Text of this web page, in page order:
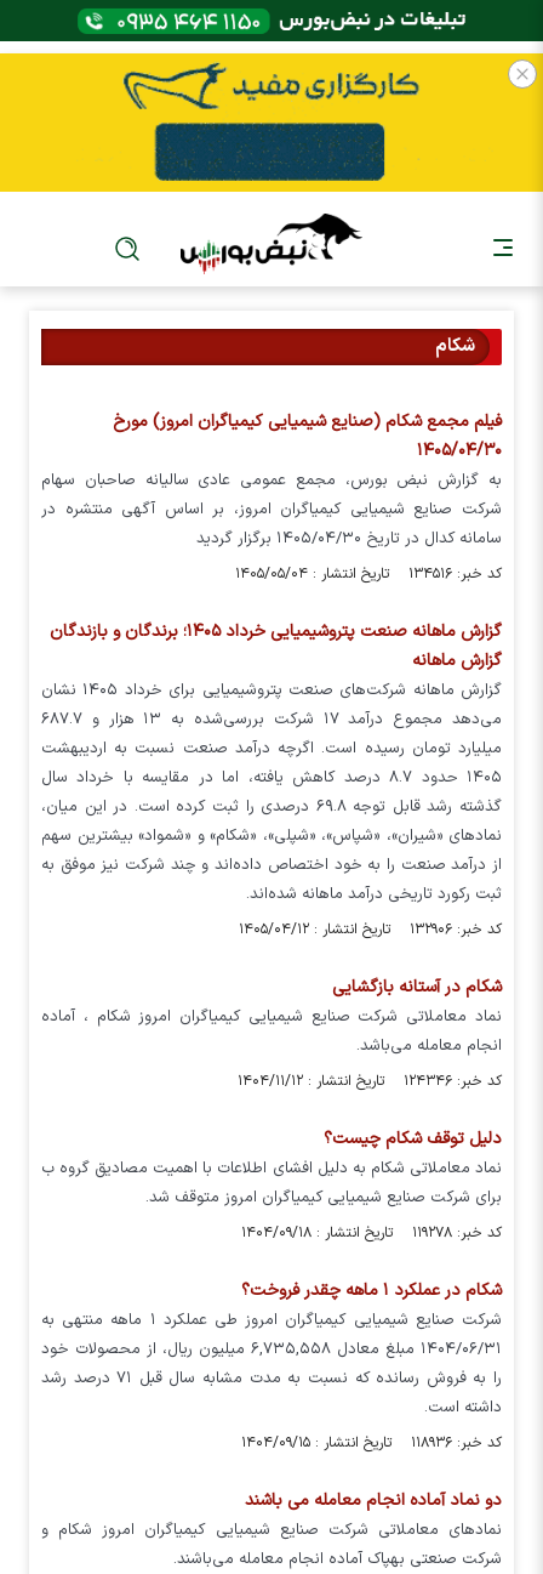
شکام
فیلم مجمع شکام (صنایع شیمیایی کیمیاگران امروز) مورخ
۱۴۰۵/۰۴/۳۰
به گزارش نبض بورس، مجمع عمومی عادی سالیانه صاحبان سهام
شرکت صنایع شیمیایی کیمیاگران امروز، بر اساس آگهی منتشره در
سامانه کدال در تاریخ ۱۴۰۵/۰۴/۳۰ برگزار گردید
کد خبر: ۱۳۴۵۱۶ تاریخ انتشار : ۱۴۰۵/۰۵/۰۴
گزارش ماهانه صنعت پتروشیمیایی خرداد ۱۴۰۵؛ برندگان و بازندگان
گزارش ماهانه
گزارش ماهانه شرکت‌های صنعت پتروشیمیایی برای خرداد ۱۴۰۵ نشان
می‌دهد مجموع درآمد ۱۷ شرکت بررسی‌شده به ۱۳ هزار و ۶۸۷.۷
میلیارد تومان رسیده است. اگرچه درآمد صنعت نسبت به اردیبهشت
۱۴۰۵ حدود ۸.۷ درصد کاهش یافته، اما در مقایسه با خرداد سال
گذشته رشد قابل توجه ۶۹.۸ درصدی را ثبت کرده است. در این میان،
نمادهای «شیران»، «شپاس»، «شپلی»، «شکام» و «شمواد» بیشترین سهم
از درآمد صنعت را به خود اختصاص داده‌اند و چند شرکت نیز موفق به
ثبت رکورد تاریخی درآمد ماهانه شده‌اند.
کد خبر: ۱۳۲۹۰۶ تاریخ انتشار : ۱۴۰۵/۰۴/۱۲
شکام در آستانه بازگشایی
نماد معاملاتی شرکت صنایع شیمیایی کیمیاگران امروز شکام ، آماده
انجام معامله می‌باشد.
کد خبر: ۱۲۴۳۴۶ تاریخ انتشار : ۱۴۰۴/۱۱/۱۲
دلیل توقف شکام چیست؟
نماد معاملاتی شکام به دلیل افشای اطلاعات با اهمیت مصادیق گروه ب
برای شرکت صنایع شیمیایی کیمیاگران امروز متوقف شد.
کد خبر: ۱۱۹۲۷۸ تاریخ انتشار : ۱۴۰۴/۰۹/۱۸
شکام در عملکرد ۱ ماهه چقدر فروخت؟
شرکت صنایع شیمیایی کیمیاگران امروز طی عملکرد ۱ ماهه منتهی به
۱۴۰۴/۰۶/۳۱ مبلغ معادل ۶,۷۳۵,۵۵۸ میلیون ریال، از محصولات خود
را به فروش رسانده که نسبت به مدت مشابه سال قبل ۷۱ درصد رشد
داشته است.
کد خبر: ۱۱۸۹۳۶ تاریخ انتشار : ۱۴۰۴/۰۹/۱۵
دو نماد آماده انجام معامله می باشند
نماد‌های معاملاتی شرکت صنایع شیمیایی کیمیاگران امروز شکام و
شرکت صنعتی بهپاک آماده انجام معامله می‌باشند.